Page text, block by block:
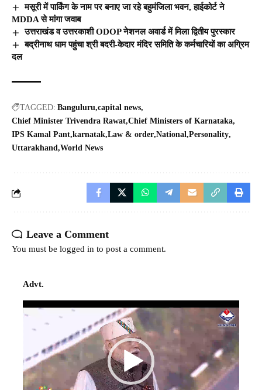
मसूरी में पार्किंग के नाम पर बनाए जा रहे बहुमंजिला भवन, हाईकोर्ट ने
MDDA से मांगा जवाब
उत्तराखंड व उत्तरकाशी ODOP नेशनल अवार्ड में मिला द्वितीय पुरस्कार
बद्रीनाथ धाम पहुंचा श्री बदरी-केदार मंदिर समिति के कर्मचारियों का अग्रिम
दल
TAGGED: Banguluru capital news
Chief Minister Trivendra Rawat Chief Ministers of Karnataka
IPS Kamal Pant karnatak Law & order National Personality
Uttarakhand World News
Leave a Comment
You must be logged in to post a comment.
Advt.
Video